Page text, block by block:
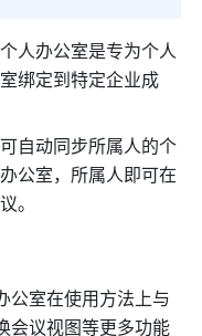
人办公室是专为个人
绑定到特定企业成
自动同步所属人的个
公室，所属人即可在
。
公室在使用方法上与
会议视图等更多功能